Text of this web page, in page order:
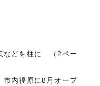
などを柱に （2ペー
市内福原に8月オープ